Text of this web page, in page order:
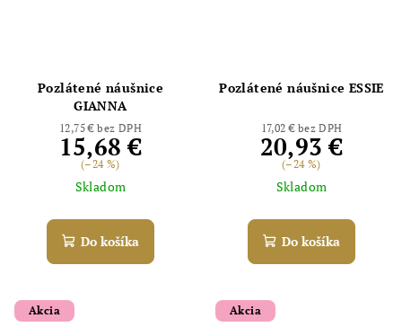
Pozlátené náušnice
GIANNA
12,75 € bez DPH
15,68 €
(–24 %)
Skladom
Do košíka
Pozlátené náušnice ESSIE
17,02 € bez DPH
20,93 €
(–24 %)
Skladom
Do košíka
Akcia Akcia